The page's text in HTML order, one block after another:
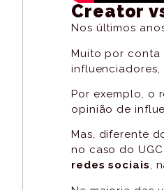
Creator
Nos últimos
Muito por conta
influenciadores,
Por exemplo, o
opinião de
Mas, diferente
no caso do
redes sociais,